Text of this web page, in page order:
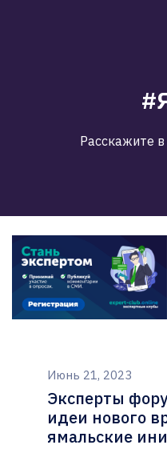
Расскажите
Июнь 21, 2023
Эксперты
идеи нового
ямальские